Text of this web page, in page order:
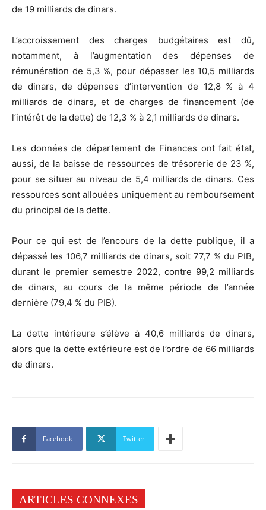
de 19 milliards de dinars.
L’accroissement des charges budgétaires est dû,
notamment, à l’augmentation des dépenses de
rémunération de 5,3 %, pour dépasser les 10,5 milliards
de dinars, de dépenses d’intervention de 12,8 % à 4
milliards de dinars, et de charges de financement (de
l’intérêt de la dette) de 12,3 % à 2,1 milliards de dinars.
Les données de département de Finances ont fait état,
aussi, de la baisse de ressources de trésorerie de 23 %,
pour se situer au niveau de 5,4 milliards de dinars. Ces
ressources sont allouées uniquement au remboursement
du principal de la dette.
Pour ce qui est de l’encours de la dette publique, il a
dépassé les 106,7 milliards de dinars, soit 77,7 % du PIB,
durant le premier semestre 2022, contre 99,2 milliards
de dinars, au cours de la même période de l’année
dernière (79,4 % du PIB).
La dette intérieure s’élève à 40,6 milliards de dinars,
alors que la dette extérieure est de l’ordre de 66 milliards
de dinars.
Facebook Twitter
ARTICLES CONNEXES